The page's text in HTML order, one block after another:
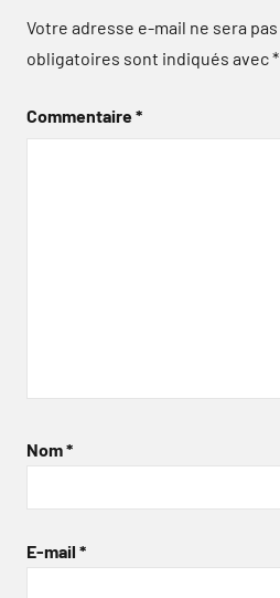
Votre adresse e-mail ne sera pas
obligatoires sont indiqués avec*
Commentaire*
Nom*
E-mail *